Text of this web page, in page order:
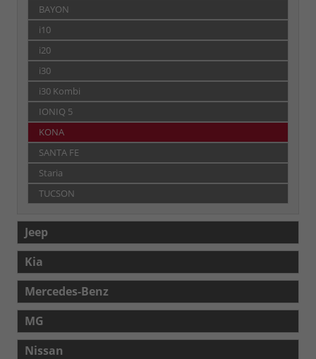
BAYON
i10
i20
i30
i30 Kombi
IONIQ 5
KONA
SANTA FE
Staria
TUCSON
Jeep
Kia
Mercedes-Benz
MG
Nissan